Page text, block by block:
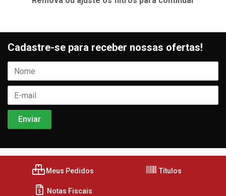
Cadastre-se para receber nossas ofertas!
Meus Pedidos Títulos
Notas Fiscais